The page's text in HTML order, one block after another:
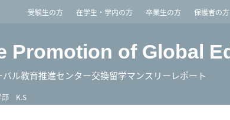
受験生の方 在学生・学内の方 卒業生の方 保護者の方
Promotion of Global
バル教育推進センター交換留学マンスリーレポート
部 K.S